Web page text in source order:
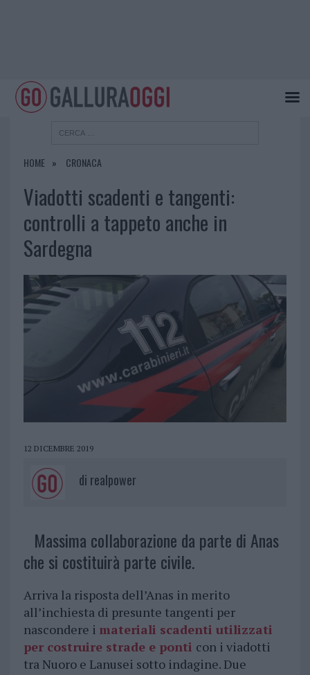
HOME CRONACA
Viadotti scadenti e tangenti:
controlli a tappeto anche in
Sardegna
12 DICEMBRE 2019
di realpower
Massima collaborazione da parte di Anas
che si costituirà parte civile.
Arriva la risposta dell’Anas in merito
all’inchiesta di presunte tangenti per
nascondere i materiali scadenti utilizzati
per costruire strade e ponti con i viadotti
tra Nuoro e Lanusei sotto indagine. Due